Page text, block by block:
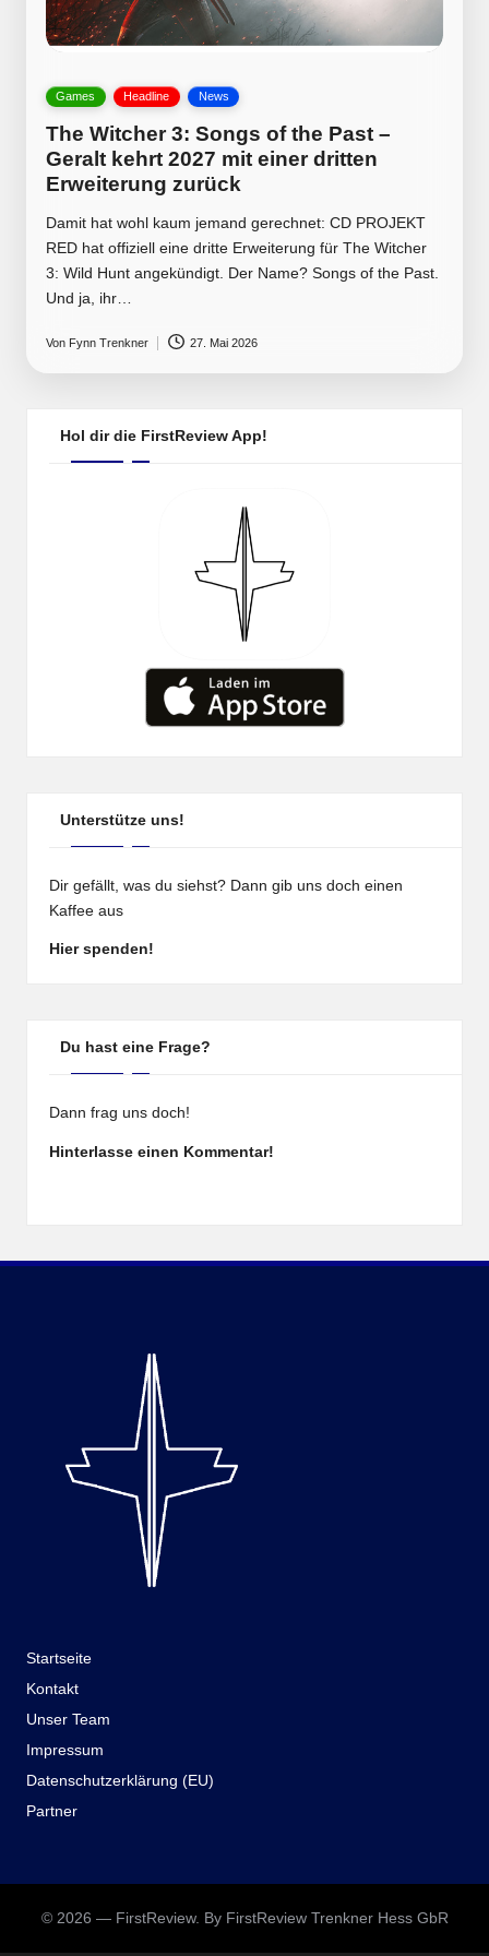
Posted
Games Headline News
The Witcher 3: Songs of the Past –
Geralt kehrt 2027 mit einer dritten
Erweiterung zurück
Damit hat wohl kaum jemand gerechnet: CD PROJEKT
RED hat offiziell eine dritte Erweiterung für The Witcher
3: Wild Hunt angekündigt. Der Name? Songs of the Past.
Und ja, ihr…
Posted
by
Von Fynn Trenkner 27. Mai 2026
Hol dir die FirstReview App!
Unterstütze uns!
Dir gefällt, was du siehst? Dann gib uns doch einen
Kaffee aus
Hier spenden!
Du hast eine Frage?
Dann frag uns doch!
Hinterlasse einen Kommentar!
Startseite
Kontakt
Unser Team
Impressum
Datenschutzerklärung (EU)
Partner
© 2026 — FirstReview. By FirstReview Trenkner Hess GbR